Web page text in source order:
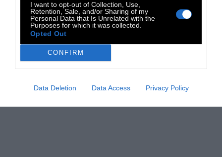
I want to opt-out of Collection, Use,
Retention, Sale, and/or Sharing of my
Personal Data that Is Unrelated with the
Purposes for which it was collected.
Opted Out
CONFIRM
Data Deletion Data Access Privacy Policy